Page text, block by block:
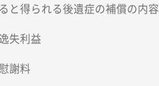
と得られる後遺症の補償の内容
失利益
謝料